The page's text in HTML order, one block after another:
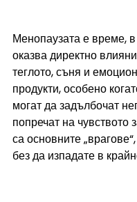
Менопаузата е време,
оказва директно
теглото, съня и
продукти, особено
могат да задълбочат
попречат на чувството
са основните
без да изпадате в